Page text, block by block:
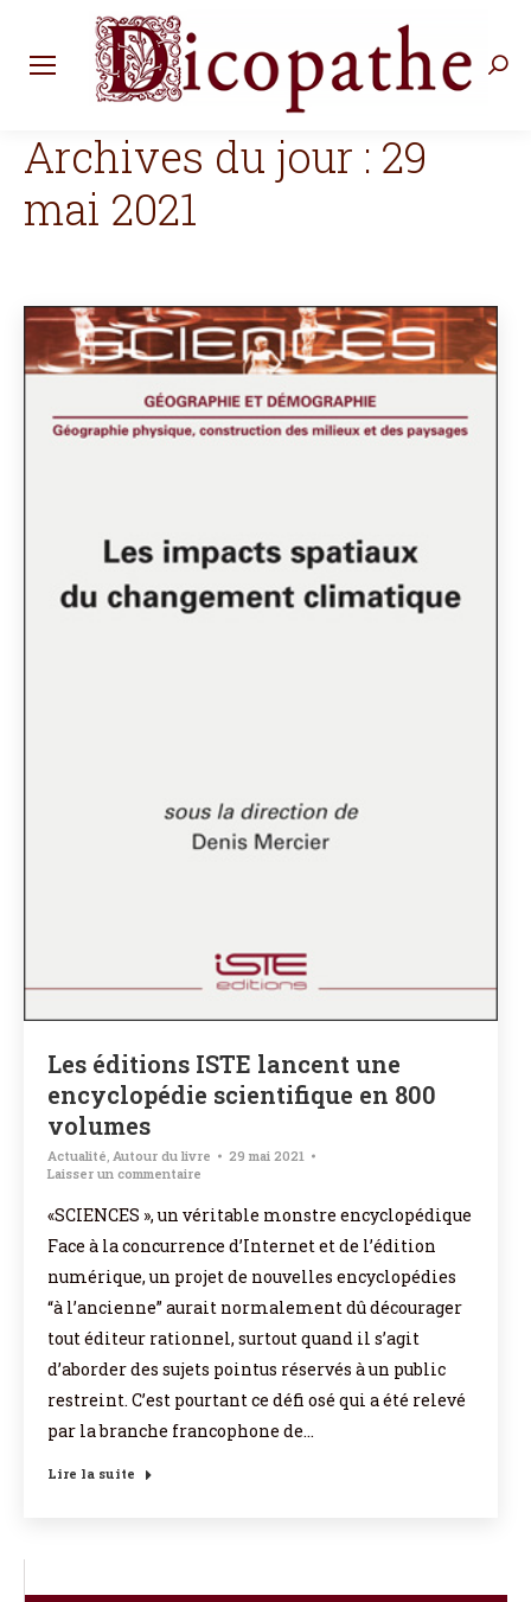
Archives du jour : 29
mai 2021
Les éditions ISTE lancent une
encyclopédie scientifique en 800
volumes
Actualité, Autour du livre
29 mai 2021
Laisser un commentaire
«SCIENCES », un véritable monstre encyclopédique
Face à la concurrence d’Internet et de l’édition
numérique, un projet de nouvelles encyclopédies
“à l’ancienne” aurait normalement dû décourager
tout éditeur rationnel, surtout quand il s’agit
d’aborder des sujets pointus réservés à un public
restreint. C’est pourtant ce défi osé qui a été relevé
par la branche francophone de…
Lire la suite